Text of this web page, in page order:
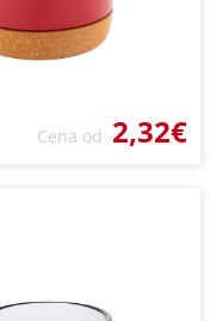
Cena od 2,32€